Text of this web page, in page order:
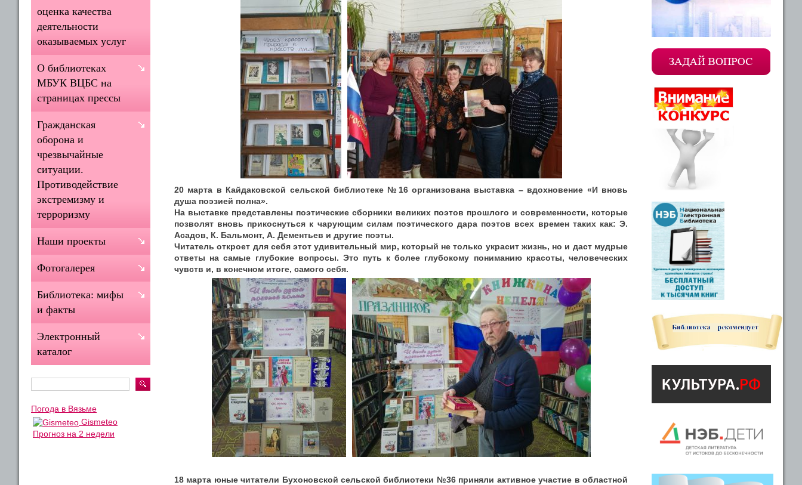
20 марта в Кайдаковской сельской библиотеке №16 организована выставка – вдохновение «И вновь
душа поэзией полна».
На выставке представлены поэтические сборники великих поэтов прошлого и современности, которые
позволят вновь прикоснуться к чарующим силам поэтического дара поэтов всех времен таких как: Э.
Асадов, К. Бальмонт, А. Дементьев и другие поэты.
Читатель откроет для себя этот удивительный мир, который не только украсит жизнь, но и даст мудрые
ответы на самые глубокие вопросы. Это путь к более глубокому пониманию красоты, человеческих
чувств и, в конечном итоге, самого себя.
18 марта юные читатели Бухоновской сельской библиотеки №36 приняли активное участие в областной
оценка качества
деятельности
оказываемых услуг
О библиотеках
МБУК ВЦБС на
страницах прессы
Гражданская
оборона и
чрезвычайные
ситуации.
Противодействие
экстремизму и
терроризму
Наши проекты
Фотогалерея
Библиотека: мифы
и факты
Электронный
каталог
Погода в Вязьме
Gismeteo
Прогноз на 2 недели